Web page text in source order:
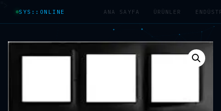
SYS::ONLINE ANA SAYFA ÜRÜNLER